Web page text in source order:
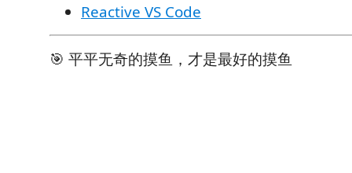
Reactive VS Code
🎯 平平无奇的摸鱼，才是最好的摸鱼